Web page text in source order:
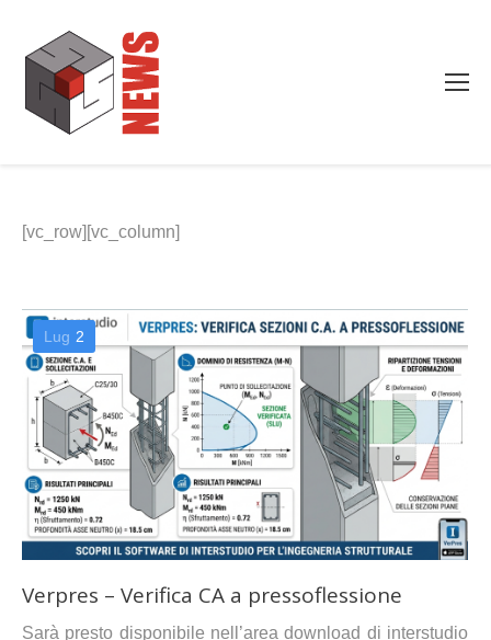
[vc_row][vc_column]
Lug 2
Verpres – Verifica CA a pressoflessione
Sarà presto disponibile nell’area download di interstudio